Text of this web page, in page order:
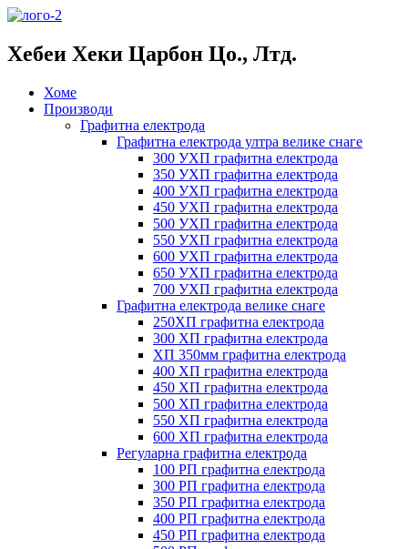
Хебеи Хеки Царбон Цо., Лтд.
Хоме
Производи
Графитна електрода
Графитна електрода ултра велике снаге
300 УХП графитна електрода
350 УХП графитна електрода
400 УХП графитна електрода
450 УХП графитна електрода
500 УХП графитна електрода
550 УХП графитна електрода
600 УХП графитна електрода
650 УХП графитна електрода
700 УХП графитна електрода
Графитна електрода велике снаге
250ХП графитна електрода
300 ХП графитна електрода
ХП 350мм графитна електрода
400 ХП графитна електрода
450 ХП графитна електрода
500 ХП графитна електрода
550 ХП графитна електрода
600 ХП графитна електрода
Регуларна графитна електрода
100 РП графитна електрода
300 РП графитна електрода
350 РП графитна електрода
400 РП графитна електрода
450 РП графитна електрода